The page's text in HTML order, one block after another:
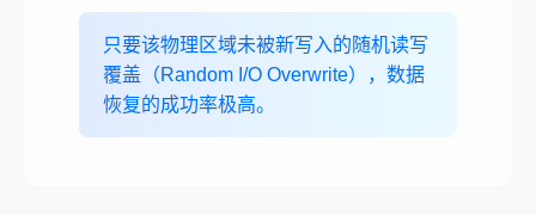
只要该物理区域未被新写入的随机读写
覆盖（Random I/O Overwrite），数据
恢复的成功率极高。